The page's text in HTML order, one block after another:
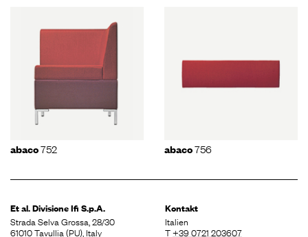
abaco752 abaco756
Et al. DivisioneIfi S.p.A.
Strada Selva Grossa, 28/30
61010 Tavullia (PU), Italy
Kontakt
Italien
T+39 0721 203607